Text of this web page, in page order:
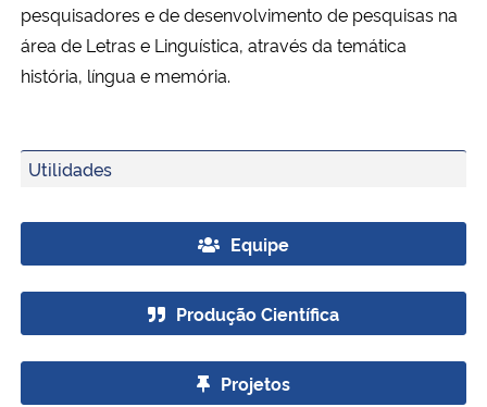
Ministério do Meio Ambiente
Ministério do Desenvolvimento Regional
Ministério da Mulher, da Família e dos Direitos Humanos
pesquisadores e de desenvolvimento de pesquisas na
área de Letras e Linguística, através da temática
história, língua e memória.
Utilidades
Equipe
Produção Científica
Projetos